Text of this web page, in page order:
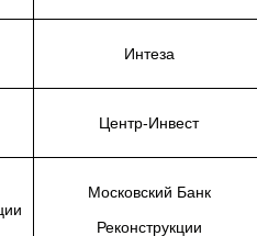
Интеза
Центр-Инвест
Московский Банк
Реконструкции